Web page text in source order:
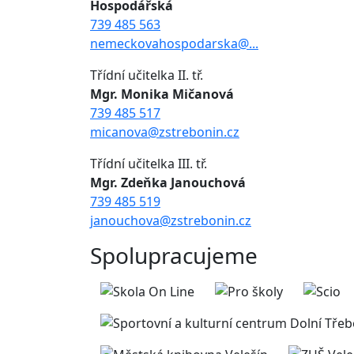
Hospodářská
739 485 563
nemeckovahospodarska@...
Třídní učitelka II. tř.
Mgr. Monika Mičanová
739 485 517
micanova@zstrebonin.cz
Třídní učitelka III. tř.
Mgr. Zdeňka Janouchová
739 485 519
janouchova@zstrebonin.cz
Spolupracujeme